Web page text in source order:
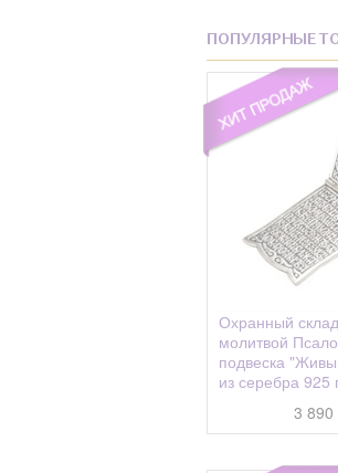
Хризолит
Циркон
Цитрин
Шпинель
Эмаль
Антип
Антон,
Антоний
Антонина
Анфия
Аполлинария
Апполония
Арефа
Ариадна
ПОПУЛЯРНЫЕ
Охранный
молитвой
подвеска
из серебра 925
3 890